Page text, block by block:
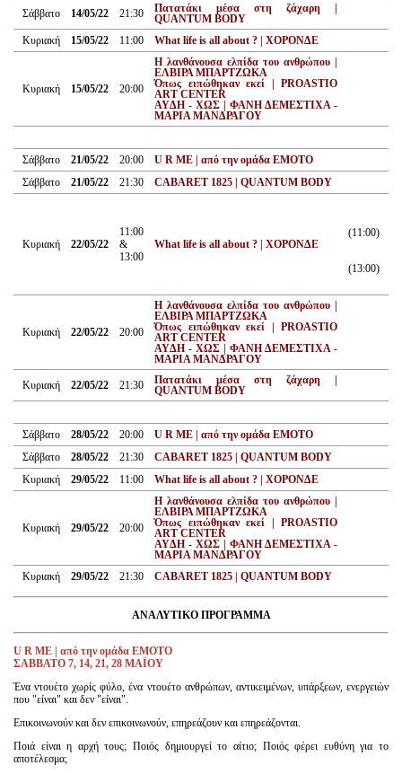
Σάββατο 14/05/22 21:30
Πατατάκι μέσα στη ζάχαρη |
QUANTUM BODY
Κυριακή
15/05/22 11:00 What life is all about ? | ΧΟΡΟΝΔΕ
Κυριακή 15/05/22 20:00
Η λανθάνουσα ελπίδα του ανθρώπου |
ΕΛΒΙΡΑ ΜΠΑΡΤΖΩΚΑ
Όπως ειπώθηκαν εκεί | PROASTIO
ART CENTER
AYΔΗ - XΩΣ | ΦΑΝΗ ΔΕΜΕΣΤΙΧΑ -
ΜΑΡΙΑ ΜΑΝΔΡΑΓΟΥ
Σάββατο 21/05/22 20:00
U R ME | από την ομάδα ΕΜΟΤΟ
Σάββατο
21/05/22 21:30 CABARET 1825 | QUANTUM BODY
Κυριακή 22/05/22
11:00
&
13:00
What life is all about ? | ΧΟΡΟΝΔΕ
(11:00)
(13:00)
Κυριακή 22/05/22 20:00
Η λανθάνουσα ελπίδα του ανθρώπου |
ΕΛΒΙΡΑ ΜΠΑΡΤΖΩΚΑ
Όπως ειπώθηκαν εκεί | PROASTIO
ART CENTER
AYΔΗ - XΩΣ | ΦΑΝΗ ΔΕΜΕΣΤΙΧΑ -
ΜΑΡΙΑ ΜΑΝΔΡΑΓΟΥ
Κυριακή 22/05/22 21:30
Πατατάκι μέσα στη ζάχαρη |
QUANTUM BODY
Σάββατο 28/05/22 20:00
U R ME | από την ομάδα ΕΜΟΤΟ
Σάββατο
28/05/22 21:30
CABARET 1825 | QUANTUM BODY
Κυριακή
29/05/22 11:00 What life is all about ? | ΧΟΡΟΝΔΕ
Κυριακή 29/05/22 20:00
Η λανθάνουσα ελπίδα του ανθρώπου |
ΕΛΒΙΡΑ ΜΠΑΡΤΖΩΚΑ
Όπως ειπώθηκαν εκεί | PROASTIO
ART CENTER
AYΔΗ - XΩΣ | ΦΑΝΗ ΔΕΜΕΣΤΙΧΑ -
ΜΑΡΙΑ ΜΑΝΔΡΑΓΟΥ
Κυριακή
29/05/22 21:30 CABARET 1825 | QUANTUM BODY
ΑΝΑΛΥΤΙΚOΠΡΟΓΡΑΜΜΑ
U R ME | από την ομάδα ΕΜΟΤΟ
ΣΑΒΒΑΤΟ 7, 14, 21, 28 ΜΑΪΟΥ
Ένα ντουέτο χωρίς φύλο, ένα ντουέτο ανθρώπων, αντικειμένων, υπάρξεων, ενεργειών
που "είναι" και δεν "είναι".
Επικοινωνούν και δεν επικοινωνούν, επηρεάζουν και επηρεάζονται.
Ποιά είναι η αρχή τους; Ποιός δημιουργεί το αίτιο; Ποιός φέρει ευθύνη για το
αποτέλεσμα;